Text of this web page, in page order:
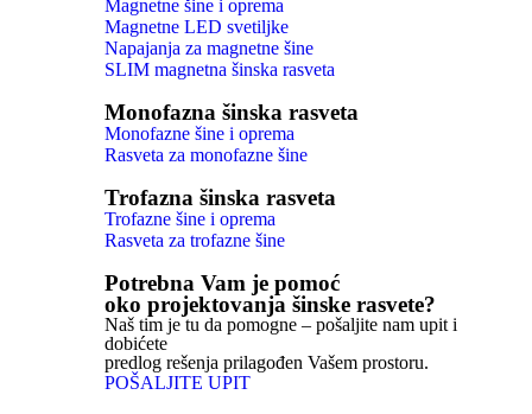
Magnetne šine i oprema
Magnetne LED svetiljke
Napajanja za magnetne šine
SLIM magnetna šinska rasveta
Monofazna šinska rasveta
Monofazne šine i oprema
Rasveta za monofazne šine
Trofazna šinska rasveta
Trofazne šine i oprema
Rasveta za trofazne šine
Potrebna Vam je pomoć
oko projektovanja šinske rasvete?
Naš tim je tu da pomogne – pošaljite nam upit i
dobićete
predlog rešenja prilagođen Vašem prostoru.
POŠALJITE UPIT